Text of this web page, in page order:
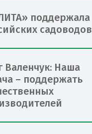
поддержала
садоводов
Валенчук: Наша
– поддержать